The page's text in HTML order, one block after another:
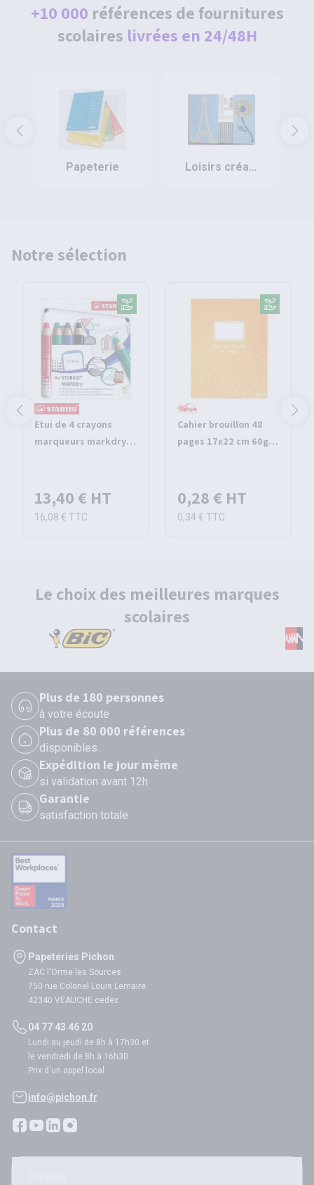
+10 000 références de fournitures
scolaires livrées en 24/48H
papeterie loisirs créatifs
Notre sélection
Etui de 4 crayons
marqueurs markdry -
13,40 € HT
16,08 € TTC
Cahier brouillon 48
pages 17x22 cm 60g
0,28 € HT
0,34 € TTC
Le choix des meilleures marques
scolaires
Plus de 180 personnes
à votre écoute
Plus de 80 000 références
disponibles
Expédition le jour même
si validation avant 12h
Garantie
satisfaction totale
Contact
Papeteries Pichon
ZAC l'Orme les Sources
750 rue Colonel Louis Lemaire
42340 VEAUCHE cedex
04 77 43 46 20
Lundi au jeudi de 8h à 17h30 et
le vendredi de 8h à 16h30
Prix d'un appel local
info@pichon.fr